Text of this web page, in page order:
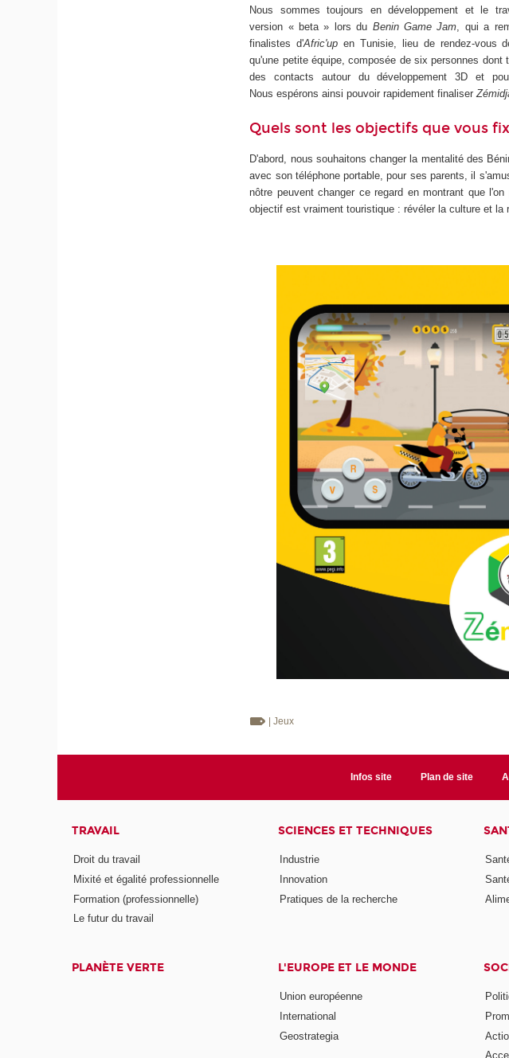
Nous sommes toujours en développement et le
version « beta » lors du Benin Game Jam, qui a
finalistes d'Afric'up en Tunisie, lieu de rendez-vous
qu'une petite équipe, composée de six personnes
des contacts autour du développement 3D et
Nous espérons ainsi pouvoir rapidement finaliser
Quels sont les objectifs que vous
D'abord, nous souhaitons changer la mentalité des
avec son téléphone portable, pour ses parents, il
nôtre peuvent changer ce regard en montrant que
objectif est vraiment touristique : révéler la culture et
| Jeux
Infos site Plan de site
TRAVAIL
Droit du travail
Mixité et égalité professionnelle
Formation (professionnelle)
Le futur du travail
SCIENCES ET TECHNIQUES
Industrie
Innovation
Pratiques de la recherche
PLANÈTE VERTE L'EUROPE ET LE MONDE
Union européenne
International
Geostrategia